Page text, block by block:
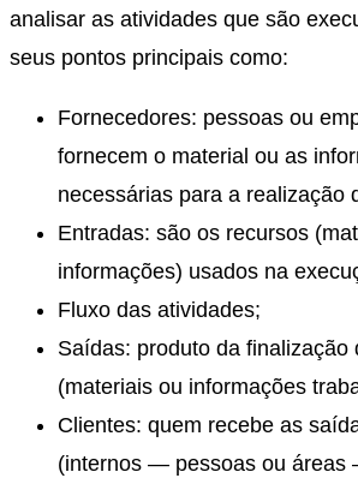
analisar as atividades que são
seus pontos principais como:
Fornecedores: pessoas ou
fornecem o material ou as
necessárias para a realização
Entradas: são os recursos
informações) usados na
Fluxo das atividades;
Saídas: produto da finalização
(materiais ou informações
Clientes: quem recebe as
(internos — pessoas ou